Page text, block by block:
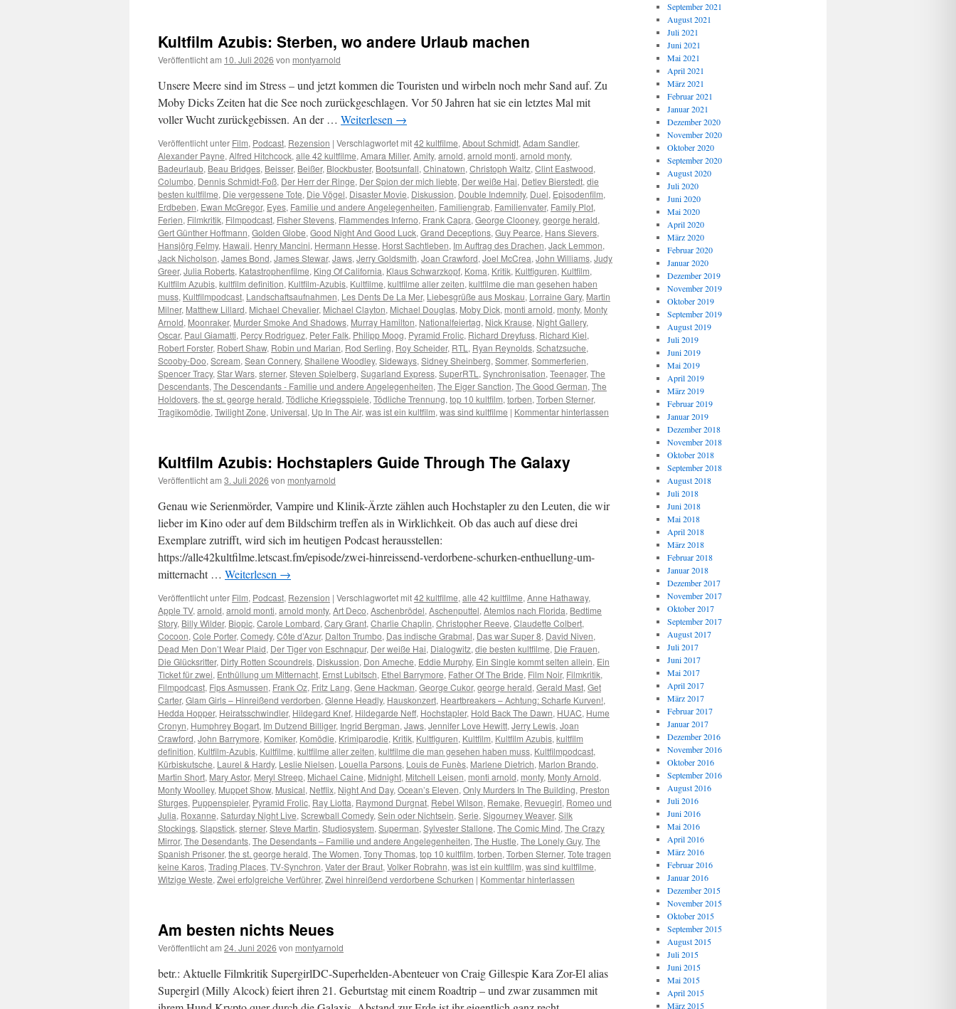
Kultfilm Azubis: Sterben, wo andere Urlaub machen
Veröffentlicht am 10. Juli 2026 von montyarnold
Unsere Meere sind im Stress – und jetzt kommen die Touristen und wirbeln noch mehr Sand auf. Zu
Moby Dicks Zeiten hat die See noch zurückgeschlagen. Vor 50 Jahren hat sie ein letztes Mal mit
voller Wucht zurückgebissen. An der … Weiterlesen →
Veröffentlicht unter Film, Podcast, Rezension | Verschlagwortet mit42 kultfilme, About Schmidt, Adam Sandler,
Alexander Payne, Alfred Hitchcock, alle 42 kultfilme, Amara Miller, Amity, arnold, arnold monti, arnold monty,
Badeurlaub, Beau Bridges, Beisser, Beißer, Blockbuster, Bootsunfall, Chinatown, Christoph Waltz, Clint Eastwood,
Columbo, Dennis Schmidt-Foß, Der Herr der Ringe, Der Spion der mich liebte, Der weiße Hai, Detlev Bierstedt, die
besten kultfilme, Die vergessene Tote, Die Vögel, Disaster Movie, Diskussion, Double Indemnity, Duel, Episodenfilm,
Erdbeben, Ewan McGregor, Eyes, Familie und andere Angelegenheiten, Familiengrab, Familienvater, Family Plot,
Ferien, Filmkritik, Filmpodcast, Fisher Stevens, Flammendes Inferno, Frank Capra, George Clooney, george herald,
Gert Günther Hoffmann, Golden Globe, Good Night And Good Luck, Grand Deceptions, Guy Pearce, Hans Sievers,
Hansjörg Felmy, Hawaii, Henry Mancini, Hermann Hesse, Horst Sachtleben, Im Auftrag des Drachen, Jack Lemmon,
Jack Nicholson, James Bond, James Stewar, Jaws, Jerry Goldsmith, Joan Crawford, Joel McCrea, John Williams, Judy
Greer, Julia Roberts, Katastrophenfilme, King Of California, Klaus Schwarzkopf, Koma, Kritik, Kultfiguren, Kultfilm,
Kultfilm Azubis, kultfilm definition, Kultfilm-Azubis, Kultfilme, kultfilme aller zeiten, kultfilme die man gesehen haben
muss, Kultfilmpodcast, Landschaftsaufnahmen, Les Dents De La Mer, Liebesgrüße aus Moskau, Lorraine Gary, Martin
Milner, Matthew Lillard, Michael Chevalier, Michael Clayton, Michael Douglas, Moby Dick, monti arnold, monty, Monty
Arnold, Moonraker, Murder Smoke And Shadows, Murray Hamilton, Nationalfeiertag, Nick Krause, Night Gallery,
Oscar, Paul Giamatti, Percy Rodriguez, Peter Falk, Philipp Moog, Pyramid Frolic, Richard Dreyfuss, Richard Kiel,
Robert Forster, Robert Shaw, Robin und Marian, Rod Serling, Roy Scheider, RTL , Ryan Reynolds, Schatzsuche,
Scooby-Doo, Scream, Sean Connery, Shailene Woodley, Sideways, Sidney Sheinberg, Sommer, Sommerferien,
Spencer Tracy, Star Wars, sterner, Steven Spielberg, Sugarland Express, SuperRTL , Synchronisation, Teenager, The
Descendants, The Descendants - Familie und andere Angelegenheiten, The Eiger Sanction, The Good German, The
Holdovers, the st. george herald, Tödliche Kriegsspiele, Tödliche Trennung, top 10 kultfilm, torben, Torben Sterner,
Tragikomödie, Twilight Zone, Universal, Up In The Air, was ist ein kultfilm, was sind kultfilme | Kommentar hinterlassen
Kultfilm Azubis: Hochstaplers Guide Through The Galaxy
Veröffentlicht am 3. Juli 2026 von montyarnold
Genau wie Serienmörder, Vampire und Klinik-Ärzte zählen auch Hochstapler zu den Leuten, die wir
lieber im Kino oder auf dem Bildschirm treffen als in Wirklichkeit. Ob das auch auf diese drei
Exemplare zutrifft, wird sich im heutigen Podcast herausstellen:
https://alle42kultfilme.letscast.fm/episode/zwei-hinreissend-verdorbene-schurken-enthuellung-um-
mitternacht … Weiterlesen →
Veröffentlicht unter Film, Podcast, Rezension | Verschlagwortet mit42 kultfilme, alle 42 kultfilme, Anne Hathaway,
Apple TV, arnold, arnold monti, arnold monty, Art Deco, Aschenbrödel, Aschenputtel, Atemlos nach Florida, Bedtime
Story, Billy Wilder, Biopic, Carole Lombard, Cary Grant, Charlie Chaplin, Christopher Reeve, Claudette Colbert,
Cocoon, Cole Porter, Comedy, Côte d’Azur, Dalton Trumbo, Das indische Grabmal, Das war Super 8, David Niven,
Dead Men Don’t Wear Plaid, Der Tiger von Eschnapur, Der weiße Hai, Dialogwitz, die besten kultfilme, Die Frauen,
Die Glücksritter, Dirty Rotten Scoundrels, Diskussion, Don Ameche, Eddie Murphy, Ein Single kommt selten allein, Ein
Ticket für zwei, Enthüllung um Mitternacht, Ernst Lubitsch, Ethel Barrymore, Father Of The Bride, Film Noir, Filmkritik,
Filmpodcast, Fips Asmussen, Frank Oz, Fritz Lang, Gene Hackman, George Cukor, george herald, Gerald Mast, Get
Carter, Glam Girls – Hinreißend verdorben, Glenne Headly, Hauskonzert, Heartbreakers – Achtung: Scharfe Kurven!,
Hedda Hopper, Heiratsschwindler, Hildegard Knef, Hildegarde Neff, Hochstapler, Hold Back The Dawn, HUAC, Hume
Cronyn, Humphrey Bogart, Im Dutzend Billiger, Ingrid Bergman, Jaws, Jennifer Love Hewitt, Jerry Lewis, Joan
Crawford, John Barrymore, Komiker, Komödie, Krimiparodie, Kritik, Kultfiguren, Kultfilm, Kultfilm Azubis, kultfilm
definition, Kultfilm-Azubis, Kultfilme, kultfilme aller zeiten, kultfilme die man gesehen haben muss, Kultfilmpodcast,
Kürbiskutsche, Laurel & Hardy, Leslie Nielsen, Louella Parsons, Louis de Funès, Marlene Dietrich, Marlon Brando,
Martin Short, Mary Astor, Meryl Streep, Michael Caine, Midnight, Mitchell Leisen, monti arnold, monty, Monty Arnold,
Monty Woolley, Muppet Show, Musical, Netflix, Night And Day, Ocean’s Eleven, Only Murders In The Building, Preston
Sturges, Puppenspieler, Pyramid Frolic, Ray Liotta, Raymond Durgnat, Rebel Wilson, Remake, Revuegirl, Romeo und
Julia, Roxanne, Saturday Night Live, Screwball Comedy, Sein oder Nichtsein, Serie, Sigourney Weaver, Silk
Stockings, Slapstick, sterner, Steve Martin, Studiosystem, Superman, Sylvester Stallone, The Comic Mind, The Crazy
Mirror, The Desendants, The Desendants – Familie und andere Angelegenheiten, The Hustle, The Lonely Guy, The
Spanish Prisoner, the st. george herald, The Women, Tony Thomas, top 10 kultfilm, torben, Torben Sterner, Tote tragen
keine Karos, Trading Places, TV-Synchron, Vater der Braut, Volker Robrahn, was ist ein kultfilm, was sind kultfilme,
Witzige Weste, Zwei erfolgreiche Verführer, Zwei hinreißend verdorbene Schurken | Kommentar hinterlassen
Am besten nichts Neues
Veröffentlicht am 24. Juni 2026 von montyarnold
betr.: Aktuelle Filmkritik SupergirlDC-Superhelden-Abenteuer von Craig Gillespie Kara Zor-El alias
Supergirl (Milly Alcock) feiert ihren 21. Geburtstag mit einem Roadtrip – und zwar zusammen mit
September 2021
August 2021
Juli 2021
Juni 2021
Mai 2021
April 2021
März 2021
Februar 2021
Januar 2021
Dezember 2020
November 2020
Oktober 2020
September 2020
August 2020
Juli 2020
Juni 2020
Mai 2020
April 2020
März 2020
Februar 2020
Januar 2020
Dezember 2019
November 2019
Oktober 2019
September 2019
August 2019
Juli 2019
Juni 2019
Mai 2019
April 2019
März 2019
Februar 2019
Januar 2019
Dezember 2018
November 2018
Oktober 2018
September 2018
August 2018
Juli 2018
Juni 2018
Mai 2018
April 2018
März 2018
Februar 2018
Januar 2018
Dezember 2017
November 2017
Oktober 2017
September 2017
August 2017
Juli 2017
Juni 2017
Mai 2017
April 2017
März 2017
Februar 2017
Januar 2017
Dezember 2016
November 2016
Oktober 2016
September 2016
August 2016
Juli 2016
Juni 2016
Mai 2016
April 2016
März 2016
Februar 2016
Januar 2016
Dezember 2015
November 2015
Oktober 2015
September 2015
August 2015
Juli 2015
Juni 2015
Mai 2015
April 2015
März 2015